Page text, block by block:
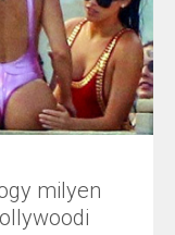
milyen